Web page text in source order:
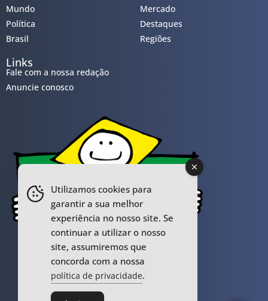
Mundo
Política
Brasil
Mercado
Destaques
Regiões
Links
Fale com a nossa redação
Anuncie conosco
Utilizamos cookies para
garantir a sua melhor
experiência no nosso site. Se
continuar a utilizar o nosso
site, assumiremos que
concorda com a nossa
política de privacidade.